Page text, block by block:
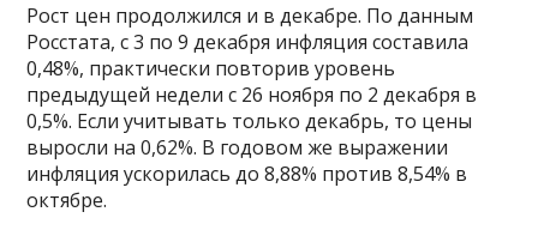
Рост цен продолжился и в декабре. По данным
Росстата, с 3 по 9 декабря инфляция составила
0,48%, практически повторив уровень
предыдущей недели с 26 ноября по 2 декабря в
0,5%. Если учитывать только декабрь, то цены
выросли на 0,62%. В годовом же выражении
инфляция ускорилась до 8,88% против 8,54% в
октябре.